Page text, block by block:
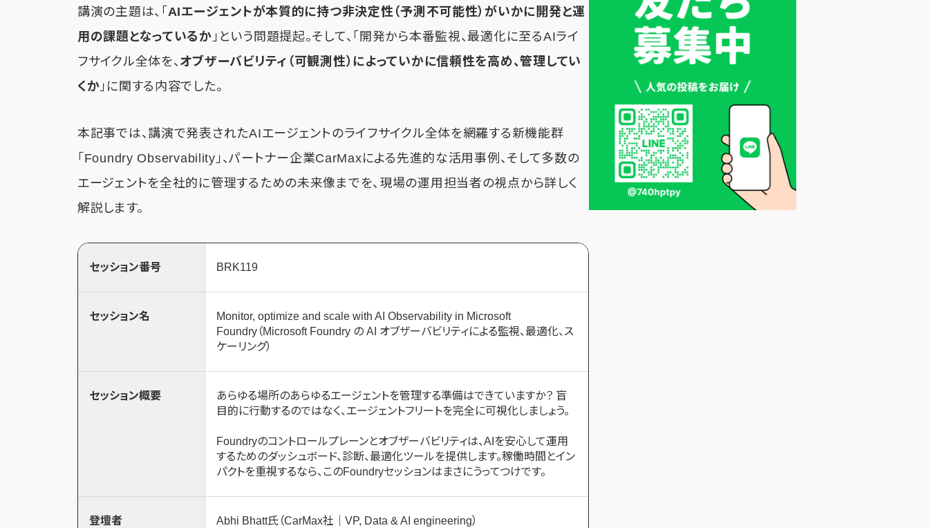
講演の主題は、「 AIエージェントが本質的に持つ非決定性（予測不可能性）がいかに開発と運
用の課題となっているか」という問題提起。そして、「開発から本番監視、最適化に至るAIライ
フサイクル全体を、 オブザーバビリティ（可観測性）によっていかに信頼性を高め、管理してい
くか」に関する内容でした。
本記事では、講演で発表されたAIエージェントのライフサイクル全体を網羅する新機能群
「Foundry Observability」、パートナー企業CarMaxによる先進的な活用事例、そして多数の
エージェントを全社的に管理するための未来像までを、現場の運用担当者の視点から詳しく
解説します。
セッション番号 BRK119
セッション名
Monitor, optimize and scale with AI Observability in Microsoft
Foundry（Microsoft Foundry の AI オブザーバビリティによる監視、最適化、ス
ケーリング）
セッション概要
あらゆる場所のあらゆるエージェントを管理する準備はできていますか？ 盲
目的に行動するのではなく、エージェントフリートを完全に可視化しましょう。
Foundryのコントロールプレーンとオブザーバビリティは、AIを安心して運用
するためのダッシュボード、診断、最適化ツールを提供します。稼働時間とイン
パクトを重視するなら、このFoundryセッションはまさにうってつけです。
登壇者
Abhi Bhatt氏（CarMax社｜VP, Data & AI engineering）